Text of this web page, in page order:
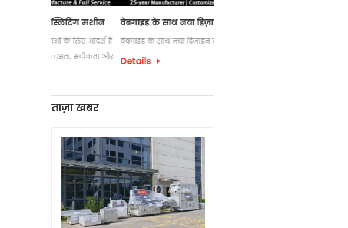
सटीकता और
वेबगाइड के साथ नया डिज़ाइन लेबल काउंटर
वेबगाइड के साथ नया डिज़ाइन लेबल काउंटर
Details
ताज़ा खबर